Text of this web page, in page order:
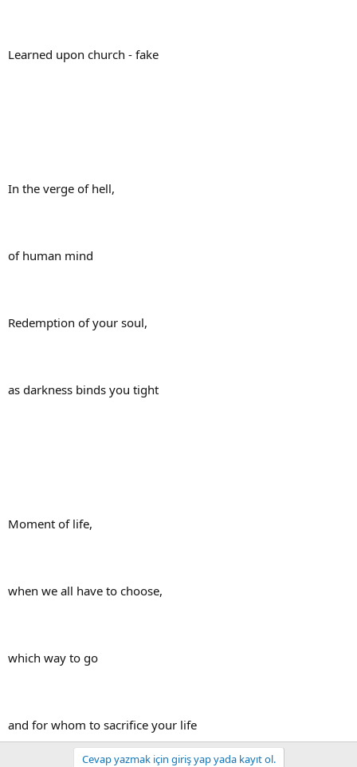
Learned upon church - fake
In the verge of hell,
of human mind
Redemption of your soul,
as darkness binds you tight
Moment of life,
when we all have to choose,
which way to go
and for whom to sacrifice your life
Cevap yazmak için giriş yap yada kayıt ol.